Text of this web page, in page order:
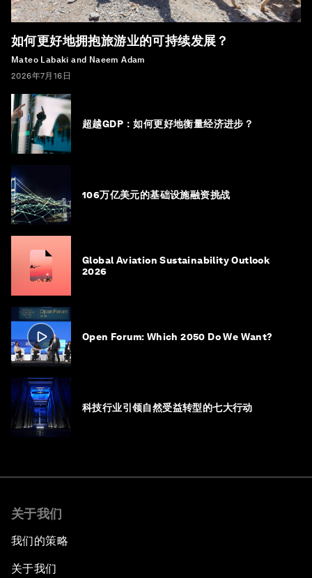
如何更好地拥抱旅游业的可持续发展？
Mateo Labaki and Naeem Adam
2026年7月16日
超越GDP：如何更好地衡量经济进步？
106万亿美元的基础设施融资挑战
Global Aviation Sustainability Outlook
2026
Open Forum: Which 2050 Do We Want?
科技行业引领自然受益转型的七大行动
关于我们
我们的策略
关于我们